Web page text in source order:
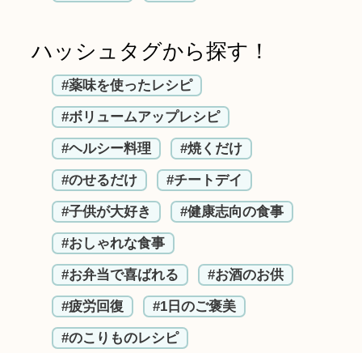
ハッシュタグから探す！
#薬味を使ったレシピ
#ボリュームアップレシピ
#ヘルシー料理 #焼くだけ
#のせるだけ #チートデイ
#子供が大好き #健康志向の食事
#おしゃれな食事
#お弁当で喜ばれる #お酒のお供
#疲労回復 #1日のご褒美
#のこりものレシピ